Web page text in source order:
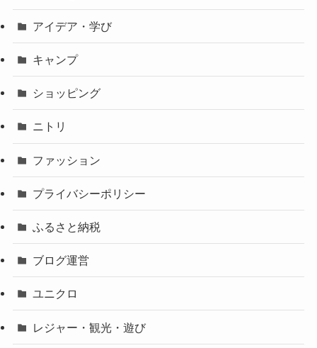
アイデア・学び
キャンプ
ショッピング
ニトリ
ファッション
プライバシーポリシー
ふるさと納税
ブログ運営
ユニクロ
レジャー・観光・遊び